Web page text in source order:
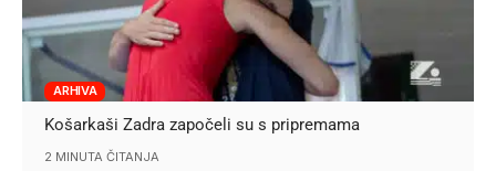
ARHIVA
Košarkaši Zadra započeli su s pripremama
2 MINUTA ČITANJA